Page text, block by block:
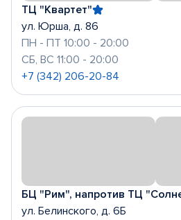
ТЦ "Квартет"
ул. Юрша, д. 86
ПН - ПТ 10:00 - 20:00
СБ, ВС 11:00 - 20:00
+7 (342) 206-20-84
БЦ "Рим", напротив ТЦ
ул. Белинского, д. 6Б